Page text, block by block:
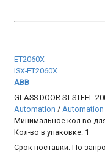
ET2060X
ISX-ET2060X
ABB
GLASS DOOR ST.STEEL
Automation /Automation
Минимальное кол-во
Кол-во в упаковке: 1
Срок поставки:По